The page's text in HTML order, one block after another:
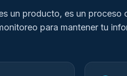
un producto, es un proceso
para mantener tu